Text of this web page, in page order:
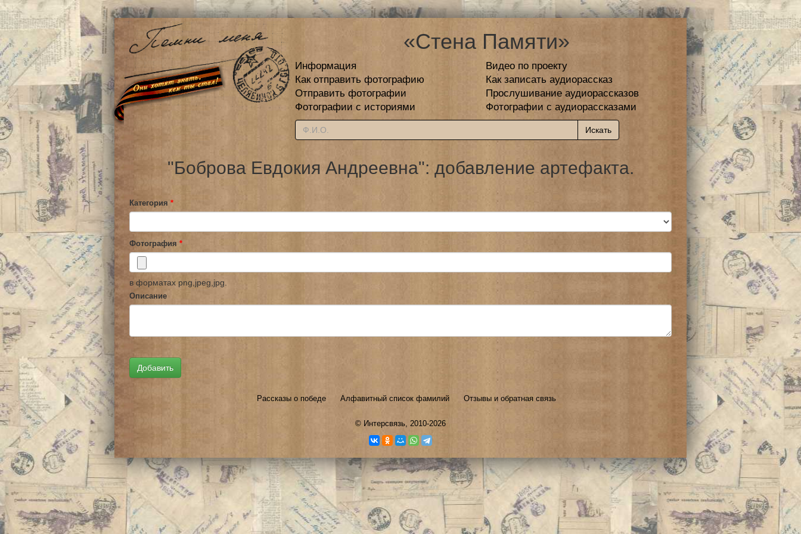
«Стена Памяти»
Информация
Видео по проекту
Как отправить фотографию
Как записать аудиорассказ
Отправить фотографии
Прослушивание аудиорассказов
Фотографии с историями
Фотографии с аудиорассказами
"Боброва Евдокия Андреевна": добавление артефакта.
Категория *
Фотография *
в форматах png,jpeg,jpg.
Описание
Рассказы о победе Алфавитный список фамилий Отзывы и обратная связь
© Интерсвязь , 2010-2026